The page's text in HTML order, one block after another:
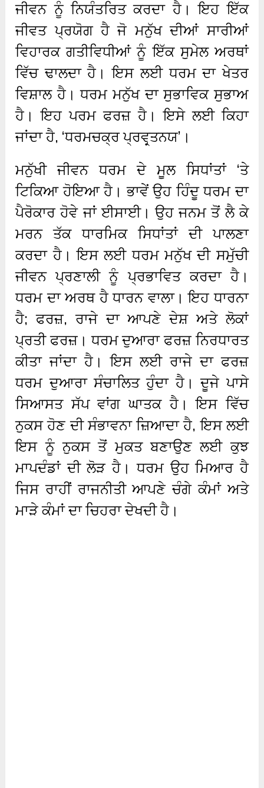
ਜੀਵਨ ਨੂੰ ਨਿਯੰਤਰਿਤ ਕਰਦਾ ਹੈ। ਇਹ ਇੱਕ
ਜੀਵਤ ਪ੍ਰਯੋਗ ਹੈ ਜੋ ਮਨੁੱਖ ਦੀਆਂ ਸਾਰੀਆਂ
ਵਿਹਾਰਕ ਗਤੀਵਿਧੀਆਂ ਨੂੰ ਇੱਕ ਸੁਮੇਲ ਅਰਥਾਂ
ਵਿੱਚ ਢਾਲਦਾ ਹੈ। ਇਸ ਲਈ ਧਰਮ ਦਾ ਖੇਤਰ
ਵਿਸ਼ਾਲ ਹੈ। ਧਰਮ ਮਨੁੱਖ ਦਾ ਸੁਭਾਵਿਕ ਸੁਭਾਅ
ਹੈ। ਇਹ ਪਰਮ ਫਰਜ਼ ਹੈ। ਇਸੇ ਲਈ ਕਿਹਾ
ਜਾਂਦਾ ਹੈ, ‘ਧਰਮਚਕ੍ਰ ਪ੍ਰਵਰ੍ਤਨਯ’।
ਮਨੁੱਖੀ ਜੀਵਨ ਧਰਮ ਦੇ ਮੂਲ ਸਿਧਾਂਤਾਂ ‘ਤੇ
ਟਿਕਿਆ ਹੋਇਆ ਹੈ। ਭਾਵੇਂ ਉਹ ਹਿੰਦੂ ਧਰਮ ਦਾ
ਪੈਰੋਕਾਰ ਹੋਵੇ ਜਾਂ ਈਸਾਈ। ਉਹ ਜਨਮ ਤੋਂ ਲੈ ਕੇ
ਮਰਨ ਤੱਕ ਧਾਰਮਿਕ ਸਿਧਾਂਤਾਂ ਦੀ ਪਾਲਣਾ
ਕਰਦਾ ਹੈ। ਇਸ ਲਈ ਧਰਮ ਮਨੁੱਖ ਦੀ ਸਮੁੱਚੀ
ਜੀਵਨ ਪ੍ਰਣਾਲੀ ਨੂੰ ਪ੍ਰਭਾਵਿਤ ਕਰਦਾ ਹੈ।
ਧਰਮ ਦਾ ਅਰਥ ਹੈ ਧਾਰਨ ਵਾਲਾ। ਇਹ ਧਾਰਨਾ
ਹੈ; ਫਰਜ਼, ਰਾਜੇ ਦਾ ਆਪਣੇ ਦੇਸ਼ ਅਤੇ ਲੋਕਾਂ
ਪ੍ਰਤੀ ਫਰਜ਼। ਧਰਮ ਦੁਆਰਾ ਫਰਜ਼ ਨਿਰਧਾਰਤ
ਕੀਤਾ ਜਾਂਦਾ ਹੈ। ਇਸ ਲਈ ਰਾਜੇ ਦਾ ਫਰਜ਼
ਧਰਮ ਦੁਆਰਾ ਸੰਚਾਲਿਤ ਹੁੰਦਾ ਹੈ। ਦੂਜੇ ਪਾਸੇ
ਸਿਆਸਤ ਸੱਪ ਵਾਂਗ ਘਾਤਕ ਹੈ। ਇਸ ਵਿੱਚ
ਨੁਕਸ ਹੋਣ ਦੀ ਸੰਭਾਵਨਾ ਜ਼ਿਆਦਾ ਹੈ, ਇਸ ਲਈ
ਇਸ ਨੂੰ ਨੁਕਸ ਤੋਂ ਮੁਕਤ ਬਣਾਉਣ ਲਈ ਕੁਝ
ਮਾਪਦੰਡਾਂ ਦੀ ਲੋੜ ਹੈ। ਧਰਮ ਉਹ ਮਿਆਰ ਹੈ
ਜਿਸ ਰਾਹੀਂ ਰਾਜਨੀਤੀ ਆਪਣੇ ਚੰਗੇ ਕੰਮਾਂ ਅਤੇ
ਮਾੜੇ ਕੰਮਾਂ ਦਾ ਚਿਹਰਾ ਦੇਖਦੀ ਹੈ।